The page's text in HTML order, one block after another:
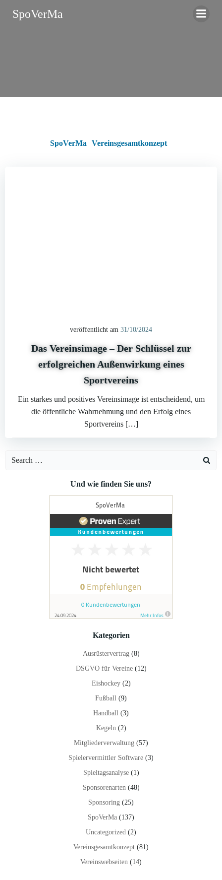
SpoVerMa
SpoVerMa Vereinsgesamtkonzept
veröffentlicht am 31/10/2024
Das Vereinsimage – Der Schlüssel zur
erfolgreichen Außenwirkung eines
Sportvereins
Ein starkes und positives Vereinsimage ist entscheidend, um
die öffentliche Wahrnehmung und den Erfolg eines
Sportvereins […]
Search
Und wie finden Sie uns?
Kategorien
Ausrüstervertrag(8)
DSGVO für Vereine(12)
Eishockey(2)
Fußball (9)
Handball (3)
Kegeln(2)
Mitgliederverwaltung (57)
Spielervermittler Software (3)
Spieltagsanalyse(1)
Sponsorenarten(48)
Sponsoring (25)
SpoVerMa (137)
Uncategorized (2)
Vereinsgesamtkonzept (81)
Vereinswebseiten (14)